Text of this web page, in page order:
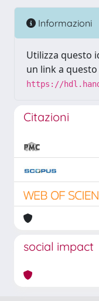
Informazioni
Utilizza questo
un link a
https://
Citazioni
social impact